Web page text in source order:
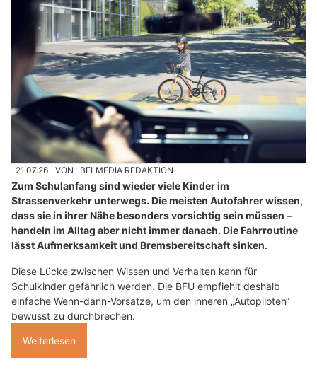
21.07.26 VON BELMEDIA REDAKTION
Zum Schulanfang sind wieder viele Kinder im
Strassenverkehr unterwegs. Die meisten Autofahrer wissen,
dass sie in ihrer Nähe besonders vorsichtig sein müssen –
handeln im Alltag aber nicht immer danach. Die Fahrroutine
lässt Aufmerksamkeit und Bremsbereitschaft sinken.
Diese Lücke zwischen Wissen und Verhalten kann für
Schulkinder gefährlich werden. Die BFU empfiehlt deshalb
einfache Wenn-dann-Vorsätze, um den inneren „Autopiloten“
bewusst zu durchbrechen.
Weiterlesen